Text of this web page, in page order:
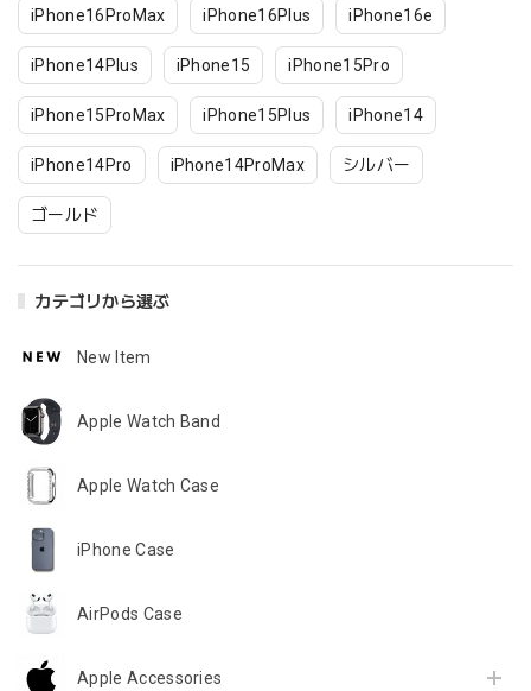
iPhone16ProMax iPhone16Plus iPhone16e
iPhone14Plus iPhone15 iPhone15Pro
iPhone15ProMax iPhone15Plus iPhone14
iPhone14Pro iPhone14ProMax シルバー
ゴールド
カテゴリから選ぶ
New Item
Apple Watch Band
Apple Watch Case
iPhone Case
AirPods Case
Apple Accessories